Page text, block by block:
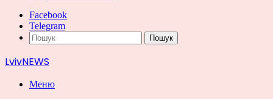
Facebook
Telegram
Пошук
LvivNEWS
Меню